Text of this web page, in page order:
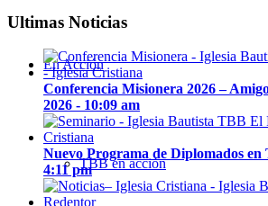
En Acción
TBB en acción
Ultimas Noticias
Conferencia Misionera 2026 –
2026 - 10:09 am
Nuevo Programa de Diplomados en
4:11 pm